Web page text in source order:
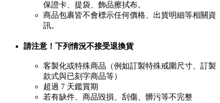
保證卡、提袋、飾品擦拭布。
商品包裹皆不會標示任何價格、出貨明細等相關資
訊。
請注意！下列情況不接受退換貨
客製化或特殊商品（例如訂製特殊戒圍尺寸、訂製
款式與已刻字商品等）
超過 7 天鑑賞期
若有缺件、商品毀損、刮傷、髒污等不完整